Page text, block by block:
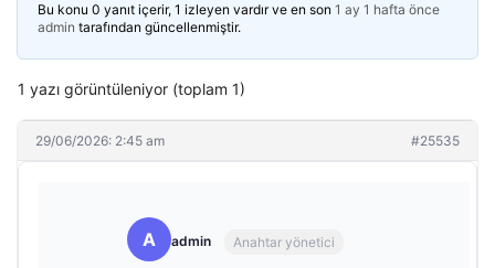
Bu konu 0 yanıt içerir, 1 izleyen vardır ve en son 1 ay 1 hafta önce
admin tarafından güncellenmiştir.
1 yazı görüntüleniyor (toplam 1)
29/06/2026: 2:45 am #25535
A admin Anahtar yönetici